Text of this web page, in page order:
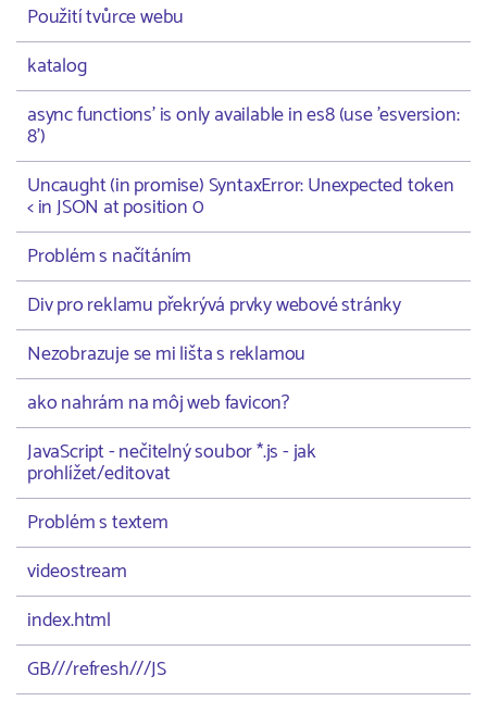
Použití tvůrce webu
katalog
async functions' is only available in es8 (use 'esversion:
8')
Uncaught (in promise) SyntaxError: Unexpected token
< in JSON at position 0
Problém s načítáním
Div pro reklamu překrývá prvky webové stránky
Nezobrazuje se mi lišta s reklamou
ako nahrám na môj web favicon?
JavaScript - nečitelný soubor *.js - jak
prohlížet/editovat
Problém s textem
videostream
index.html
GB///refresh///JS